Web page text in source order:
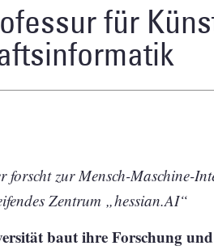
für
forscht zur Mensch-Maschine-
Zentrum „hessian.AI“
baut ihre Forschung